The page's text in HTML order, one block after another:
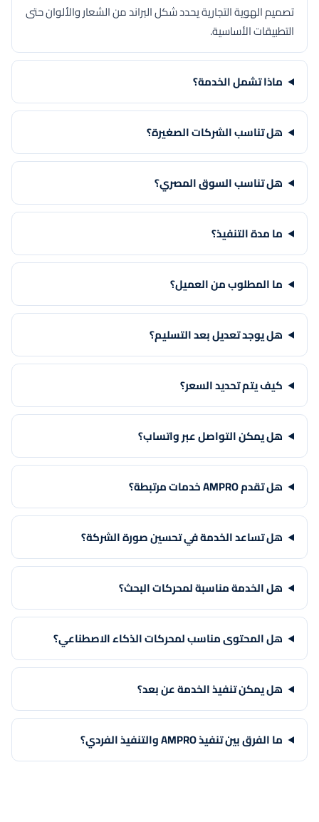
تصميم الهوية التجارية يحدد شكل البراند من الشعار والألوان حتى
التطبيقات الأساسية.
ماذا تشمل الخدمة؟
هل تناسب الشركات الصغيرة؟
هل تناسب السوق المصري؟
ما مدة التنفيذ؟
ما المطلوب من العميل؟
هل يوجد تعديل بعد التسليم؟
كيف يتم تحديد السعر؟
هل يمكن التواصل عبر واتساب؟
هل تقدم AMPRO خدمات مرتبطة؟
هل تساعد الخدمة في تحسين صورة الشركة؟
هل الخدمة مناسبة لمحركات البحث؟
هل المحتوى مناسب لمحركات الذكاء الاصطناعي؟
هل يمكن تنفيذ الخدمة عن بعد؟
ما الفرق بين تنفيذ AMPRO والتنفيذ الفردي؟